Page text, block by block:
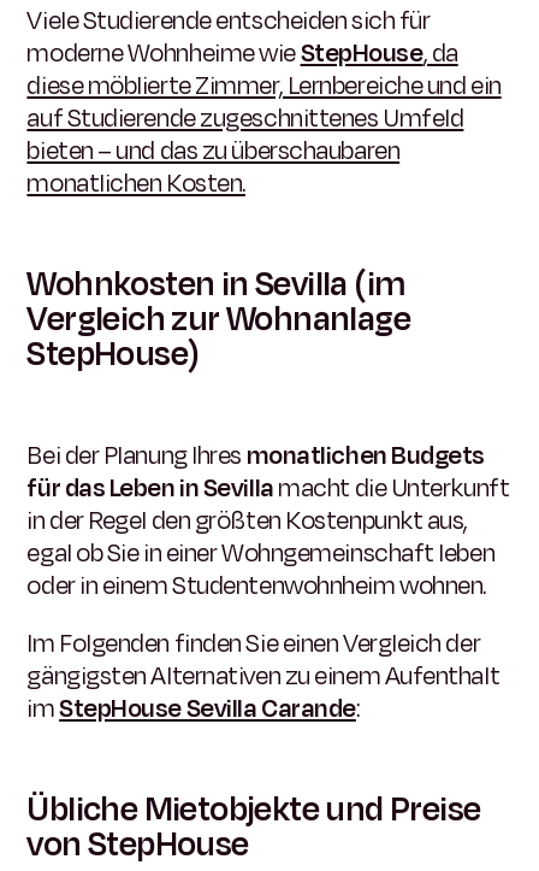
Viele Studierende entscheiden sich für
moderne Wohnheime wieStepHouse, da
diese möblierte Zimmer, Lernbereiche und ein
auf Studierende zugeschnittenes Umfeld
bieten – und das zu überschaubaren
monatlichen Kosten.
Wohnkosten in Sevilla (im
Vergleich zur Wohnanlage
StepHouse)
Bei der Planung Ihres monatlichen Budgets
für das Leben in Sevillamacht die Unterkunft
in der Regel den größten Kostenpunkt aus,
egal ob Sie in einer Wohngemeinschaft leben
oder in einem Studentenwohnheim wohnen.
Im Folgenden finden Sie einen Vergleich der
gängigsten Alternativen zu einem Aufenthalt
imStepHouse Sevilla Carande:
Übliche Mietobjekte und Preise
von StepHouse